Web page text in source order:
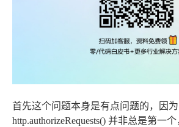
首先这个问题本身是有点问题的，因为
http.authorizeRequests() 并非总是第一